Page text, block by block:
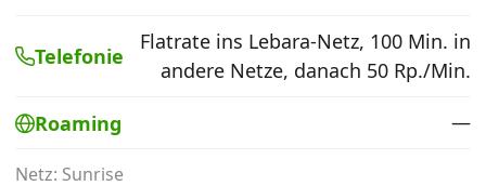
Alle Mobile-Vergleiche
Telefonie
Flatrate ins Lebara-Netz, 100 Min. in
andere Netze, danach 50 Rp./Min.
Roaming —
Netz: Sunrise